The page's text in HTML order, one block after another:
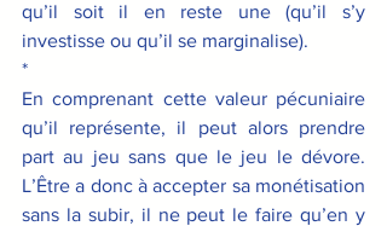
qu’il soit il en reste une (qu’il s’y
investisse ou qu’il se marginalise).
*
En comprenant cette valeur pécuniaire
qu’il représente, il peut alors prendre
part au jeu sans que le jeu le dévore.
L’Être a donc à accepter sa monétisation
sans la subir, il ne peut le faire qu’en y